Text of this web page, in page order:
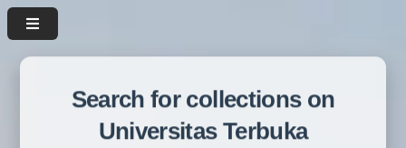
Search for collections on
Universitas Terbuka